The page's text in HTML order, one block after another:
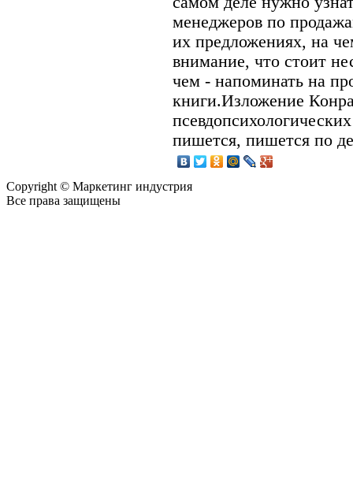
менеджеров по
их предложениях, на
внимание, что стоит
чем - напоминать на
книги.Изложение
пишется, пишется по
Copyright © Маркетинг индустрия
Все права защищены